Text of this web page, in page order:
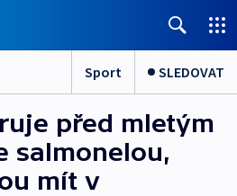
Sport SLEDOVAT
před mletým
salmonelou,
mít v